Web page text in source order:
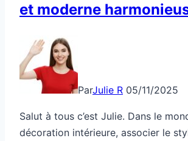
et moderne
ParJulie R 05/11/2025
Salut à tous c’est Julie. Dans le
décoration intérieure, associer le